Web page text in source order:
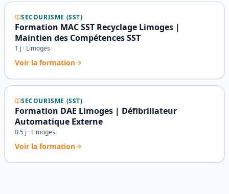
SECOURISME (SST)
Formation MAC SST Recyclage Limoges |
Maintien des Compétences SST
1 j · Limoges
Voir la formation
SECOURISME (SST)
Formation DAE Limoges | Défibrillateur
Automatique Externe
0.5 j · Limoges
Voir la formation